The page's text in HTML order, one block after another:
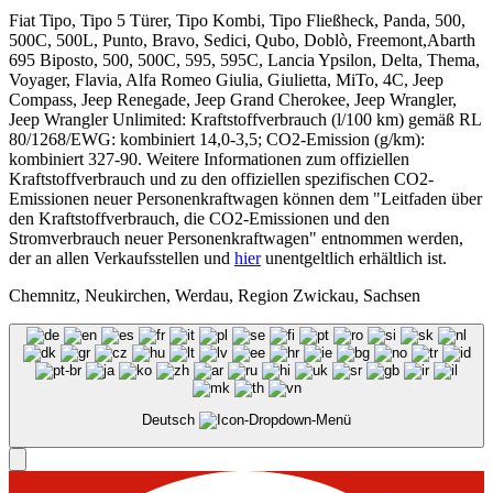
Fiat Tipo, Tipo 5 Türer, Tipo Kombi, Tipo Fließheck, Panda, 500,
500C, 500L, Punto, Bravo, Sedici, Qubo, Doblò, Freemont,Abarth
695 Biposto, 500, 500C, 595, 595C, Lancia Ypsilon, Delta, Thema,
Voyager, Flavia, Alfa Romeo Giulia, Giulietta, MiTo, 4C, Jeep
Compass, Jeep Renegade, Jeep Grand Cherokee, Jeep Wrangler,
Jeep Wrangler Unlimited: Kraftstoffverbrauch (l/100 km) gemäß RL
80/1268/EWG: kombiniert 14,0-3,5; CO2-Emission (g/km):
kombiniert 327-90. Weitere Informationen zum offiziellen
Kraftstoffverbrauch und zu den offiziellen spezifischen CO2-
Emissionen neuer Personenkraftwagen können dem "Leitfaden über
den Kraftstoffverbrauch, die CO2-Emissionen und den
Stromverbrauch neuer Personenkraftwagen" entnommen werden,
der an allen Verkaufsstellen und hierunentgeltlich erhältlich ist.
Chemnitz, Neukirchen, Werdau, Region Zwickau, Sachsen
Deutsch